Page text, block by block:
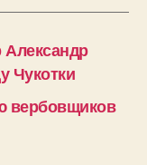
Чукотки
вербовщиков